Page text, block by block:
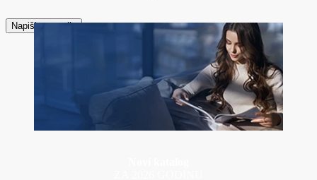
Napiši recenziju